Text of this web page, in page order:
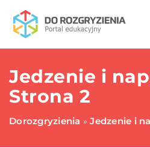
Jedzenie i
Strona 2
Dorozgryzienia »Jedzenie i